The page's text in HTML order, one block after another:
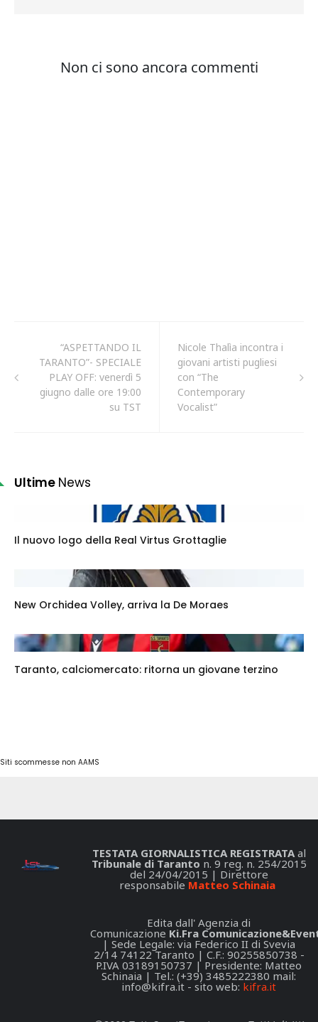
“ASPETTANDO IL
TARANTO”- SPECIALE
PLAY OFF: venerdì 5
giugno dalle ore 19:00
su TST
Nicole Thalìa incontra i
giovani artisti pugliesi
con “The
Contemporary
Vocalist”
Ultime News
Il nuovo logo della Real Virtus Grottaglie
New Orchidea Volley, arriva la De Moraes
Taranto, calciomercato: ritorna un giovane terzino
Siti scommesse non AAMS
TESTATA GIORNALISTICA REGISTRATAal
Tribunale di Taranto n. 9 reg. n. 254/2015
del 24/04/2015 | Direttore
responsabile Matteo Schinaia
Edita dall' Agenzia di
Comunicazione Ki.Fra
| Sede Legale: via Federico II di Svevia
2/14 74122 Taranto | C.F.: 90255850738 -
P.IVA 03189150737 | Presidente: Matteo
Schinaia | Tel.: (+39) 3485222380 mail:
info@kifra.it - sito web: kifra.it